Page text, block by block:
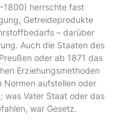
herrschte fast
Getreideprodukte
– darüber
Auch die Staaten des
oder ab 1871 das
Erziehungsmethoden
Normen aufstellen oder
was Vater Staat oder das
war Gesetz.